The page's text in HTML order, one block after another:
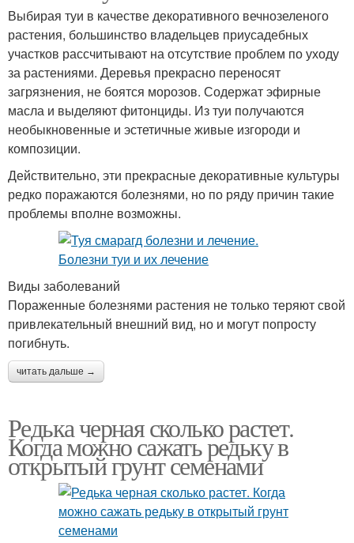
Выбирая туи в качестве декоративного вечнозеленого
растения, большинство владельцев приусадебных
участков рассчитывают на отсутствие проблем по уходу
за растениями. Деревья прекрасно переносят
загрязнения, не боятся морозов. Содержат эфирные
масла и выделяют фитонциды. Из туи получаются
необыкновенные и эстетичные живые изгороди и
композиции.
Действительно, эти прекрасные декоративные культуры
редко поражаются болезнями, но по ряду причин такие
проблемы вполне возможны.
Виды заболеваний
Пораженные болезнями растения не только теряют свой
привлекательный внешний вид, но и могут попросту
погибнуть.
читать дальше →
Редька черная сколько растет.
Когда можно сажать редьку в
открытый грунт семенами